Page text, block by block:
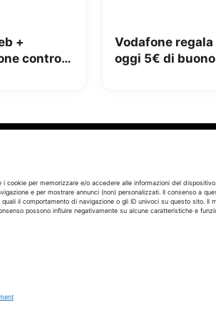
i cookie per memorizzare e/o accedere alle informazioni del
e per mostrare annunci (non) personalizzati. Il consenso a
il comportamento di navigazione o gli ID univoci su questo sito. Il
possono influire negativamente su alcune caratteristiche e
+
contro
Vodafone regala
oggi 5€ di buono
appartengono ai rispettivi proprietari. Le
possono subire variazioni: verifica
è un marchio registrato - Tutti i diritti sono